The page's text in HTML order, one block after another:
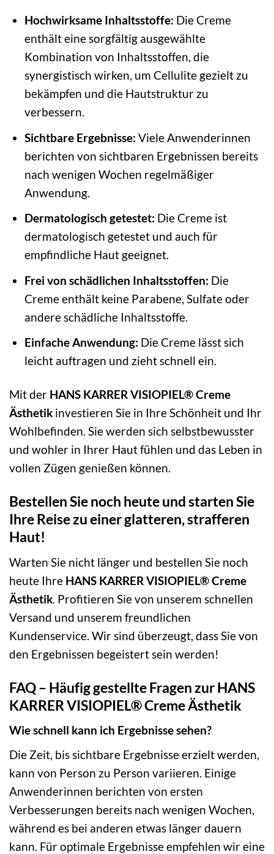
Hochwirksame Inhaltsstoffe: Die Creme
enthält eine sorgfältig ausgewählte
Kombination von Inhaltsstoffen, die
synergistisch wirken, um Cellulite gezielt zu
bekämpfen und die Hautstruktur zu
verbessern.
Sichtbare Ergebnisse: Viele Anwenderinnen
berichten von sichtbaren Ergebnissen bereits
nach wenigen Wochen regelmäßiger
Anwendung.
Dermatologisch getestet: Die Creme ist
dermatologisch getestet und auch für
empfindliche Haut geeignet.
Frei von schädlichen Inhaltsstoffen: Die
Creme enthält keine Parabene, Sulfate oder
andere schädliche Inhaltsstoffe.
Einfache Anwendung: Die Creme lässt sich
leicht auftragen und zieht schnell ein.
Mit der HANS KARRER VISIOPIEL® Creme
Ästhetik investieren Sie in Ihre Schönheit und Ihr
Wohlbefinden. Sie werden sich selbstbewusster
und wohler in Ihrer Haut fühlen und das Leben in
vollen Zügen genießen können.
Bestellen Sie noch heute und starten Sie
Ihre Reise zu einer glatteren, strafferen
Haut!
Warten Sie nicht länger und bestellen Sie noch
heute Ihre HANS KARRER VISIOPIEL® Creme
Ästhetik . Profitieren Sie von unserem schnellen
Versand und unserem freundlichen
Kundenservice. Wir sind überzeugt, dass Sie von
den Ergebnissen begeistert sein werden!
FAQ – Häufig gestellte Fragen zur HANS
KARRER VISIOPIEL® Creme Ästhetik
Wie schnell kann ich Ergebnisse sehen?
Die Zeit, bis sichtbare Ergebnisse erzielt werden,
kann von Person zu Person variieren. Einige
Anwenderinnen berichten von ersten
Verbesserungen bereits nach wenigen Wochen,
während es bei anderen etwas länger dauern
kann. Für optimale Ergebnisse empfehlen wir eine